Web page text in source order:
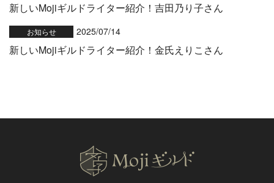
新しいMojiギルドライター紹介！吉田乃り子さん
お知らせ 2025/07/14
新しいMojiギルドライター紹介！金氏えりこさん